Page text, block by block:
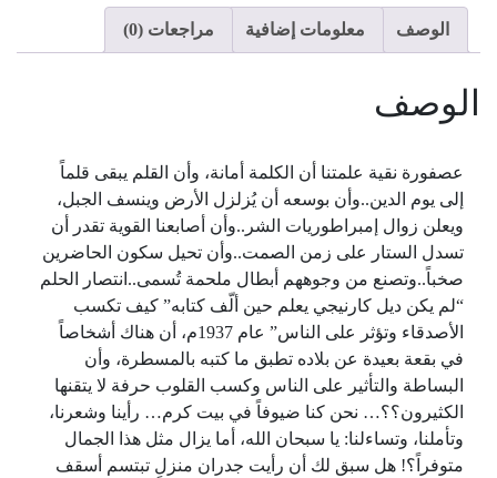
الوصف معلومات إضافية مراجعات (0)
الوصف
عصفورة نقية علمتنا أن الكلمة أمانة، وأن القلم يبقى قلماً
إلى يوم الدين..وأن بوسعه أن يُزلزل الأرض وينسف الجبل،
ويعلن زوال إمبراطوريات الشر..وأن أصابعنا القوية تقدر أن
تسدل الستار على زمن الصمت..وأن تحيل سكون الحاضرين
صخباً..وتصنع من وجوههم أبطال ملحمة تُسمى..انتصار الحلم
“لم يكن ديل كارنيجي يعلم حين ألّف كتابه” كيف تكسب
الأصدقاء وتؤثر على الناس” عام 1937م، أن هناك أشخاصاً
في بقعة بعيدة عن بلاده تطبق ما كتبه بالمسطرة، وأن
البساطة والتأثير على الناس وكسب القلوب حرفة لا يتقنها
الكثيرون؟؟… نحن كنا ضيوفاً في بيت كرم… رأينا وشعرنا،
وتأملنا، وتساءلنا: يا سبحان الله، أما يزال مثل هذا الجمال
متوفراً؟! هل سبق لك أن رأيت جدران منزلٍ تبتسم أسقف